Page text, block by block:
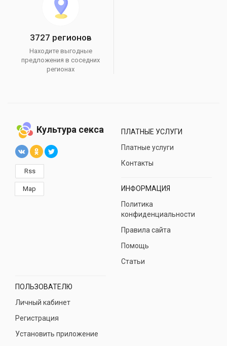
3727 регионов
Находите выгодные
предложения в соседних
регионах
Культура секса
Rss
Map
ПЛАТНЫЕ УСЛУГИ
Платные услуги
Контакты
ИНФОРМАЦИЯ
Политика
конфиденциальности
Правила сайта
Помощь
Статьи
ПОЛЬЗОВАТЕЛЮ
Личный кабинет
Регистрация
Установить приложение